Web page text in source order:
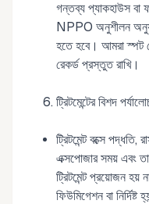
গন্তব্য প্যাকহাউস বা
NPPO অনুশীলন
হতে হবে। আমরা স্পট
রেকর্ড প্রস্তুত রাখি।
ট্রিটমেন্টের বিশদ
ট্রিটমেন্ট বক্সে পদ্ধতি,
এক্সপোজার সময় এবং
ট্রিটমেন্ট প্রয়োজন হয়
ফিউমিগেশন বা